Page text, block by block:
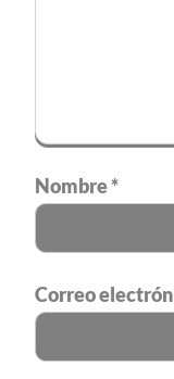
Nombre*
Correo